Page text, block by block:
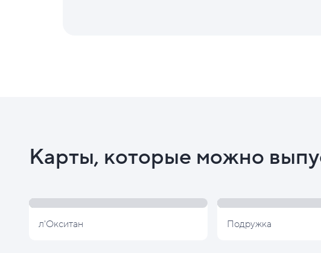
Карты, которые можно
л'Окситан Подружка